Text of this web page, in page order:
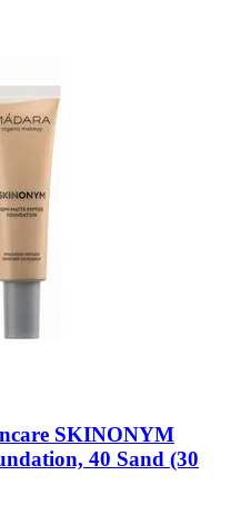
SKINONYM
40 Sand (30